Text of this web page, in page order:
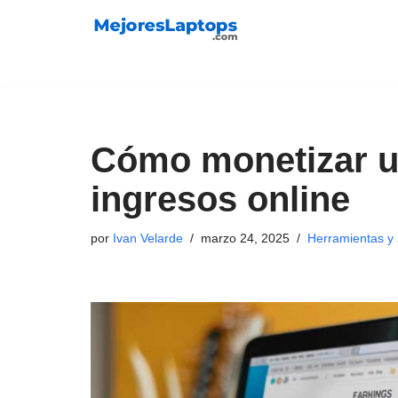
Cómo monetizar
ingresos online
por Ivan Velarde marzo 24, 2025 Herramientas y